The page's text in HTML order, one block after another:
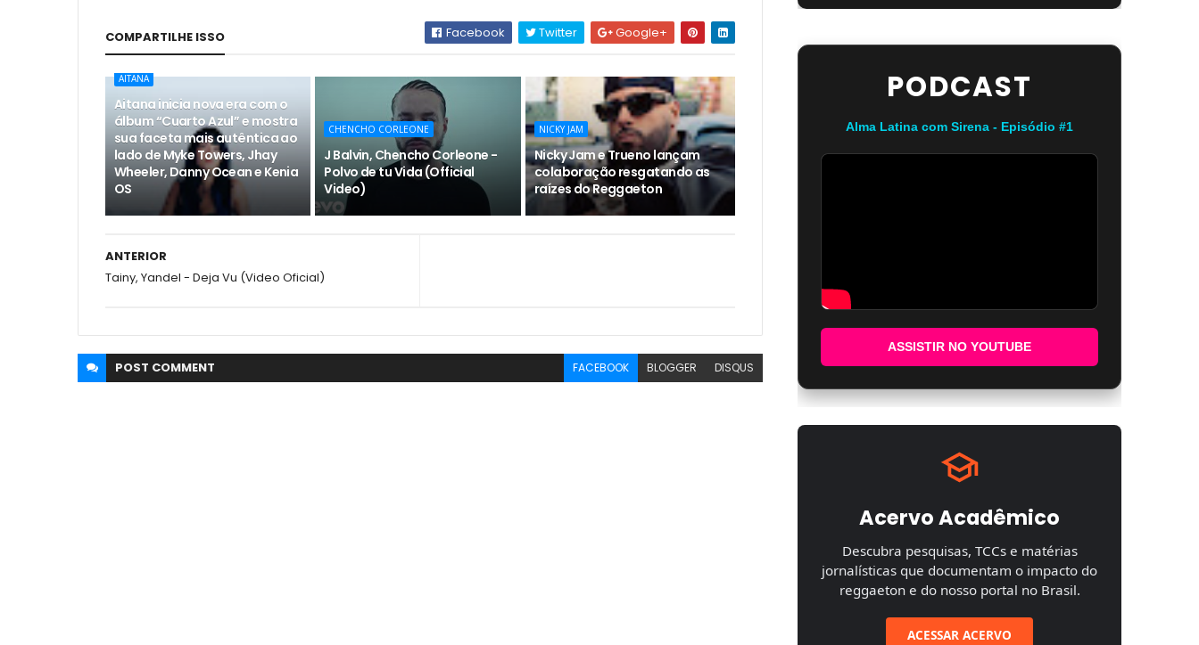
COMPARTILHE ISSO Facebook Twitter Google+
AITANA
Aitana inicia nova era com o
álbum “Cuarto Azul” e mostra
sua faceta mais autêntica ao
lado de Myke Towers, Jhay
Wheeler, Danny Ocean e Kenia
OS
CHENCHO CORLEONE
J Balvin, Chencho Corleone -
Polvo de tu Vida (Official
Video)
NICKY JAM
Nicky Jam e Trueno lançam
colaboração resgatando as
raízes do Reggaeton
ANTERIOR
Tainy, Yandel - Deja Vu (Video Oficial)
POST COMMENT FACEBOOK BLOGGER DISQUS
PODCAST
Alma Latina com Sirena - Episódio #1
ASSISTIR NO YOUTUBE
Acervo Acadêmico
Descubra pesquisas, TCCs e matérias
jornalísticas que documentam o impacto do
reggaeton e do nosso portal no Brasil.
ACESSAR ACERVO